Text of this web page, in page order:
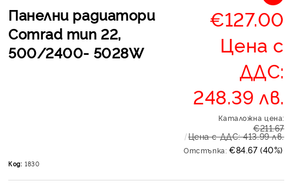
Панелни радиатори
Comrad тип 22,
500/2400- 5028W
€127.00
Цена с
ДДС:
248.39 лв.
Каталожна цена:
€211.67
Цена с ДДС: 413.99 лв.
Отстъпка: €84.67 (40%)
Код: 1830